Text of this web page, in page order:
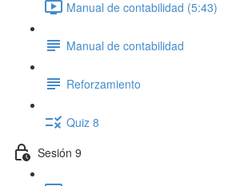
Manual de contabilidad (5:43)
Manual de contabilidad
Reforzamiento
Quiz 8
Sesión 9